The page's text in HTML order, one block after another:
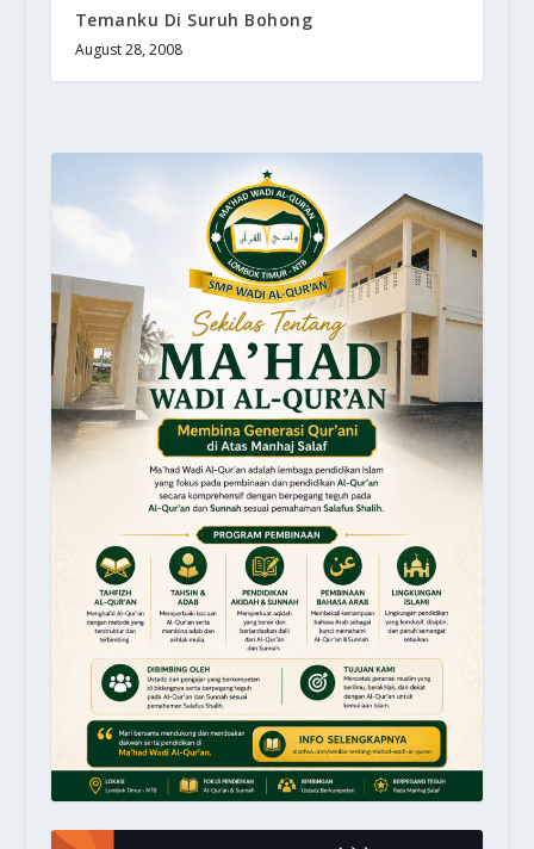
Temanku Di Suruh Bohong
August 28, 2008